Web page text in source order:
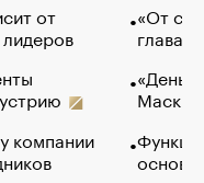
от
компании
«От
глава
Маск в
основ